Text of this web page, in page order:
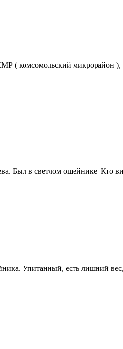
( комсомольский микрорайон
Был в светлом ошейнике. Кто
Упитанный, есть лишний